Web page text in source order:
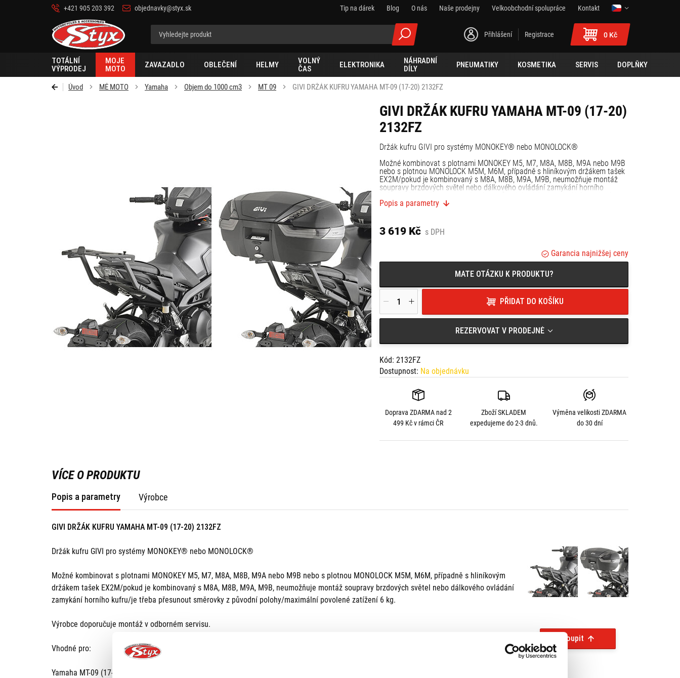
+421 905 203 392 objednavky@styx.sk Tip na dárek Blog O nás Naše prodejny Velkoobchodní spolupráce
Kontakt
Styx-
cz
Přihlášení Registrace 0 Kč
TOTÁLNÍ
VÝPRODEJ
MOJE
MOTO
ZAVAZADLO OBLEČENÍ HELMY
VOLNÝ
ČAS
ELEKTRONIKA
NÁHRADNÍ
DÍLY
PNEUMATIKY KOSMETIKA SERVIS DOPLŇKY
Úvod MÉ MOTO Yamaha Objem do 1000 cm3 MT 09 GIVI DRŽÁK KUFRU YAMAHA MT-09 (17-20) 2132FZ
GIVI DRŽÁK KUFRU YAMAHA MT-09 (17-20)
2132FZ
Držák kufru GIVI pro systémy MONOKEY® nebo MONOLOCK®
Možné kombinovat s plotnami MONOKEY M5, M7, M8A, M8B, M9A nebo M9B
nebo s plotnou MONOLOCK M5M, M6M, případně s hliníkovým držákem tašek
EX2M/pokud je kombinovaný s M8A, M8B, M9A, M9B, neumožňuje montáž
soupravy brzdových světel nebo dálkového ovládání zamykání horního
zatížení 6 kg.
Vhodné pro:
Popis a parametry
3 619 Kč s DPH
Garancia najnižšej ceny
MATE OTÁZKU K PRODUKTU?
PŘIDAT DO KOŠÍKU
REZERVOVAT V PRODEJNĚ
Kód: 2132FZ
Dostupnost: Na objednávku
Doprava ZDARMAnad 2
499 Kč v rámci ČR
Zboží SKLADEM
expedujeme do 2-3 dnů.
Výměna velikostiZDARMA
do 30 dní
VÍCE O PRODUKTU
Popis a parametry Výrobce
GIVI DRŽÁK KUFRU YAMAHA MT-09 (17-20) 2132FZ
Držák kufru GIVI pro systémy MONOKEY® nebo MONOLOCK®
Možné kombinovat s plotnami MONOKEY M5, M7, M8A, M8B, M9A nebo M9B nebo s plotnou MONOLOCK M5M, M6M, případně s hliníkovým
držákem tašek EX2M/pokud je kombinovaný s M8A, M8B, M9A, M9B, neumožňuje montáž soupravy brzdových světel nebo dálkového ovládání
zamykání horního kufru/je třeba přesunout směrovky z původní polohy/maximální povolené zatížení 6 kg.
Výrobce doporučuje montáž v odborném servisu.
Vhodné pro:
Yamaha MT-09 (17-20)
Koupit